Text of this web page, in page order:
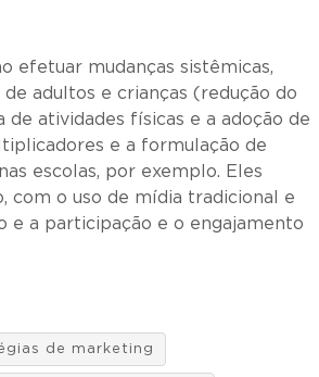
efetuar mudanças sistêmicas,
adultos e crianças (redução do
de atividades físicas e a adoção de
e a formulação de
escolas, por exemplo. Eles
com o uso de mídia tradicional e
e a participação e o engajamento
de marketing